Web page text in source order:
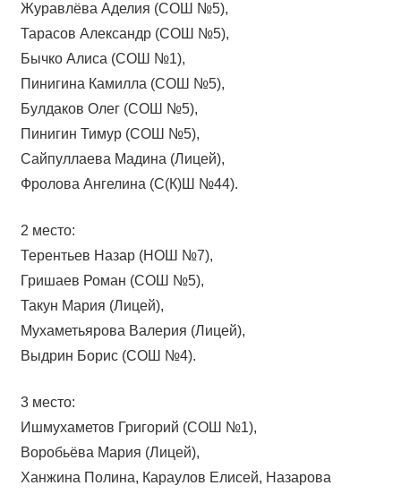
Журавлёва Аделия (СОШ №5),
Тарасов Александр (СОШ №5),
Бычко Алиса (СОШ №1),
Пинигина Камилла (СОШ №5),
Булдаков Олег (СОШ №5),
Пинигин Тимур (СОШ №5),
Сайпуллаева Мадина (Лицей),
Фролова Ангелина (С(К)Ш №44).
2 место:
Терентьев Назар (НОШ №7),
Гришаев Роман (СОШ №5),
Такун Мария (Лицей),
Мухаметьярова Валерия (Лицей),
Выдрин Борис (СОШ №4).
3 место:
Ишмухаметов Григорий (СОШ №1),
Воробьёва Мария (Лицей),
Ханжина Полина, Караулов Елисей, Назарова